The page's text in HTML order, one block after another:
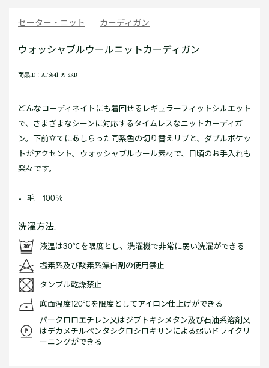
セーター・ニット カーディガン
ウォッシャブルウールニットカーディガン
商品ID：AF5841-99-SKB
どんなコーディネイトにも着回せるレギュラーフィットシルエット
で、さまざまなシーンに対応するタイムレスなニットカーディガ
ン。下前立てにあしらった同系色の切り替えリブと、ダブルポケッ
トがアクセント。ウォッシャブルウール素材で、日頃のお手入れも
楽々です。
毛 100％
洗濯方法:
液温は30℃を限度とし、洗濯機で非常に弱い洗濯ができる
塩素系及び酸素系漂白剤の使用禁止
タンブル乾燥禁止
底面温度120℃を限度としてアイロン仕上げができる
パークロロエチレン又はジブトキシメタン及び石油系溶剤又
はデカメチルペンタシクロシロキサンによる弱いドライクリ
ーニングができる